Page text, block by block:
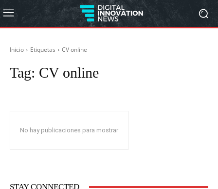
Inicio Etiquetas CV online
Tag: CV online
No hay publicaciones para mostrar
STAY CONNECTED